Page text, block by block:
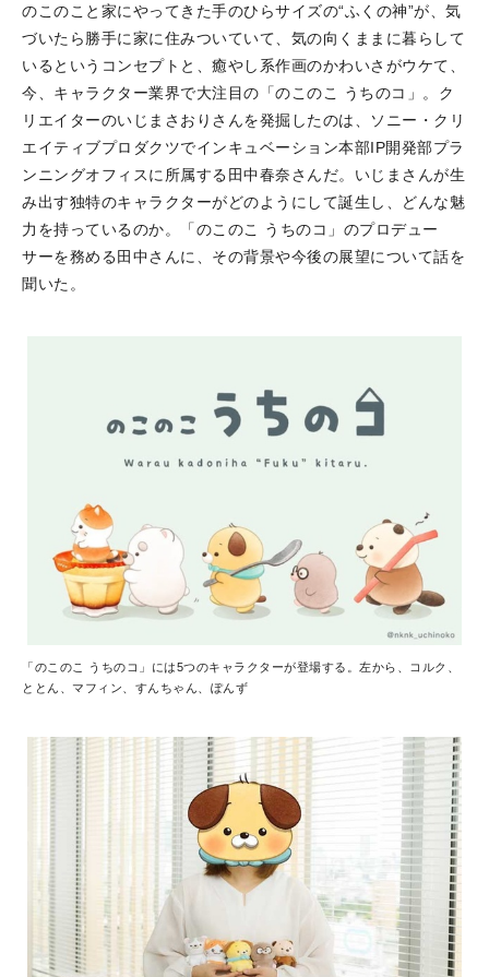
のこのこと家にやってきた手のひらサイズの“ふくの神”が、気
づいたら勝手に家に住みついていて、気の向くままに暮らして
いるというコンセプトと、癒やし系作画のかわいさがウケて、
今、キャラクター業界で大注目の「のこのこ うちのコ」。ク
リエイターのいじまさおりさんを発掘したのは、ソニー・クリ
エイティブプロダクツでインキュベーション本部IP開発部プラ
ンニングオフィスに所属する田中春奈さんだ。いじまさんが生
み出す独特のキャラクターがどのようにして誕生し、どんな魅
力を持っているのか。「のこのこ うちのコ」のプロデュー
サーを務める田中さんに、その背景や今後の展望について話を
聞いた。
「のこのこ うちのコ」には5つのキャラクターが登場する。左から、コルク、
ととん、マフィン、すんちゃん、ぽんず